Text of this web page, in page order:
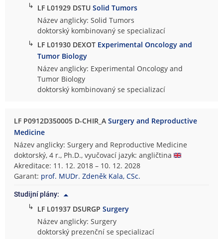
↳ LF L01929 DSTUSolid Tumors
Název anglicky: Solid Tumors
doktorský kombinovaný se specializací
↳ LF L01930 DEXOT Experimental Oncology and
Tumor Biology
Název anglicky: Experimental Oncology and
Tumor Biology
doktorský kombinovaný se specializací
LF P0912D350005 D-CHIR_ASurgery and Reproductive
Medicine
Název anglicky: Surgery and Reproductive Medicine
doktorský, 4 r., Ph.D., vyučovací jazyk: angličtina
Akreditace: 11. 12. 2018 – 10. 12. 2028
Garant: prof. MUDr. Zdeněk Kala, CSc.
Studijní plány:
↳ LF L01937 DSURGPSurgery
Název anglicky: Surgery
doktorský prezenční se specializací